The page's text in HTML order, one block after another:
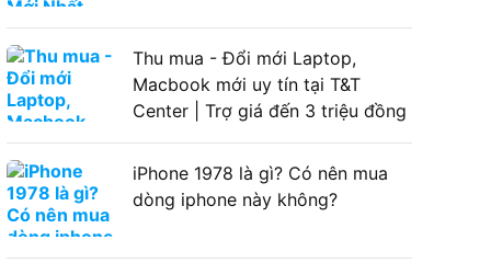
Thu mua - Đổi mới Laptop,
Macbook mới uy tín tại T&T
Center | Trợ giá đến 3 triệu đồng
iPhone 1978 là gì? Có nên mua
dòng iphone này không?